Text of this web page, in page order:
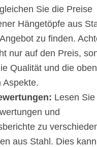
Sie die Preise
Hängetöpfe aus
zu finden.
nur auf den Preis,
Qualität und die oben
Aspekte.
Lesen Sie
und
zu
aus Stahl. Dies